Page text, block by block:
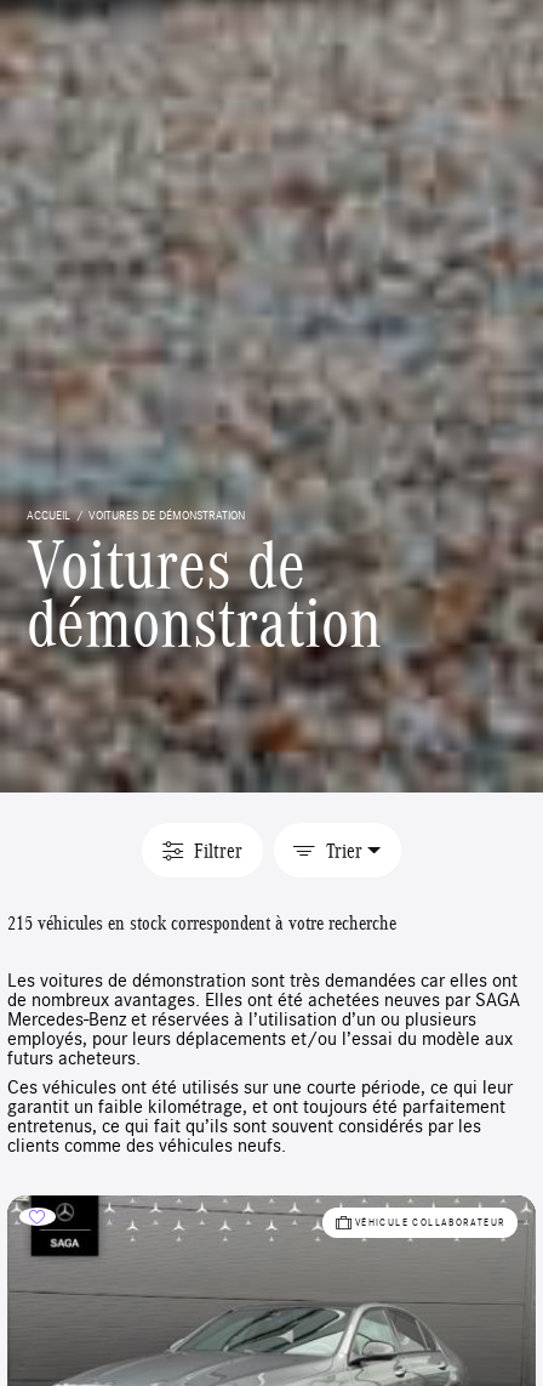
ACCUEIL VOITURES DE DÉMONSTRATION
Voitures de
démonstration
Filtrer Trier
215 véhicules en stock correspondent à votre recherche
Les voitures de démonstration sont très demandées car elles ont
de nombreux avantages. Elles ont été achetées neuves par SAGA
Mercedes-Benz et réservées à l’utilisation d’un ou plusieurs
employés, pour leurs déplacements et/ou l’essai du modèle aux
futurs acheteurs.
Ces véhicules ont été utilisés sur une courte période, ce qui leur
garantit un faible kilométrage, et ont toujours été parfaitement
entretenus, ce qui fait qu’ils sont souvent considérés par les
clients comme des véhicules neufs.
VÉHICULE COLLABORATEUR